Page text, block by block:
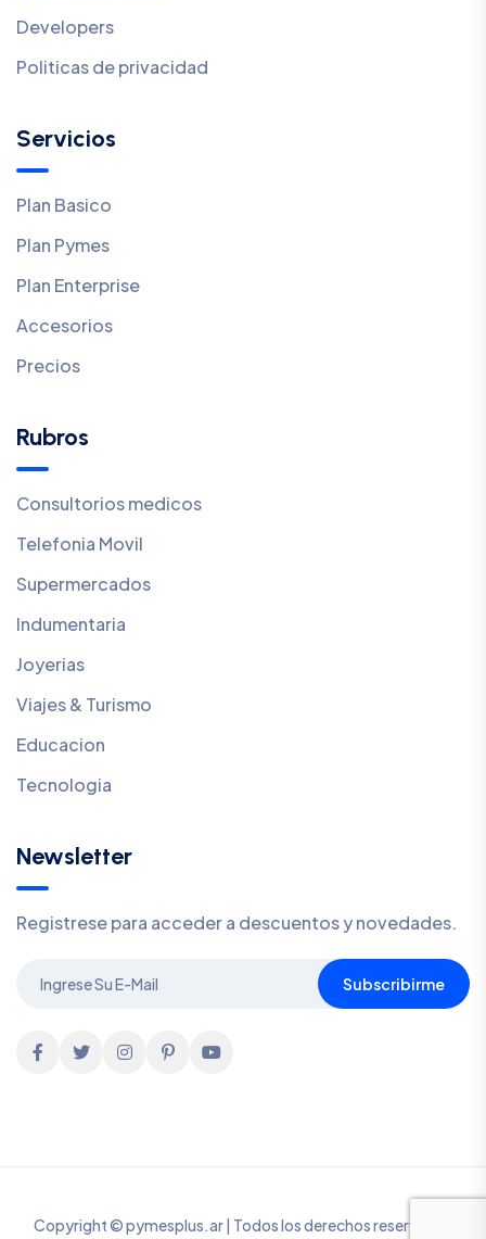
Developers
Politicas de privacidad
Servicios
Plan Basico
Plan Pymes
Plan Enterprise
Accesorios
Precios
Rubros
Consultorios medicos
Telefonia Movil
Supermercados
Indumentaria
Joyerias
Viajes & Turismo
Educacion
Tecnologia
Newsletter
Registrese para acceder a descuentos y novedades.
Subscribirme
Copyright © pymesplus.ar | Todos los derechos reservados